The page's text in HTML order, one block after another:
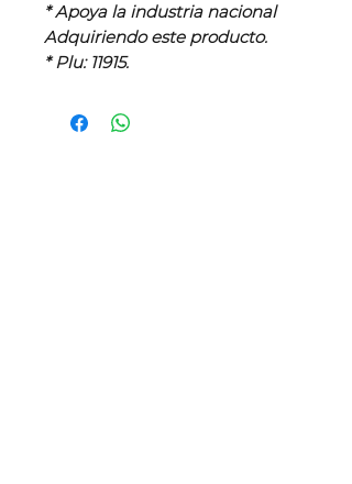
* Apoya la industria nacional
Adquiriendo este producto.
* Plu: 11915.